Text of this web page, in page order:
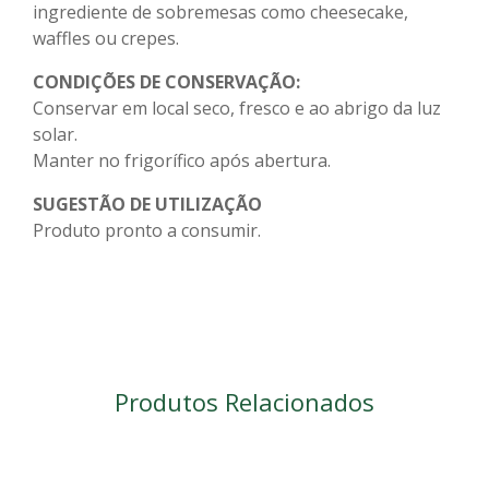
ingrediente de sobremesas como cheesecake,
waffles ou crepes.
CONDIÇÕES DE CONSERVAÇÃO:
Conservar em local seco, fresco e ao abrigo da luz
solar.
Manter no frigorífico após abertura.
SUGESTÃO DE UTILIZAÇÃO
Produto pronto a consumir.
Produtos Relacionados